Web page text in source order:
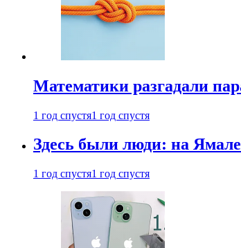
Математики разгадали
1 год спустя1 год спустя
Здесь были люди: на
1 год спустя1 год спустя